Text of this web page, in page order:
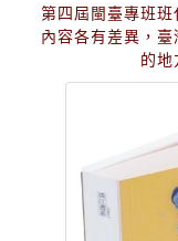
第四屆閩臺專班
內容各有差異，
的地